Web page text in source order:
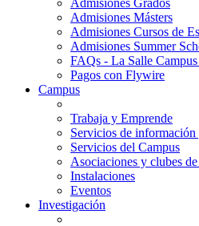
Admisiones Grados
Admisiones Másters
Admisiones Cursos de
Admisiones Summer
FAQs - La Salle
Pagos con Flywire
Campus
Trabaja y Emprende
Servicios de información
Servicios del Campus
Asociaciones y clubes
Instalaciones
Eventos
Investigación